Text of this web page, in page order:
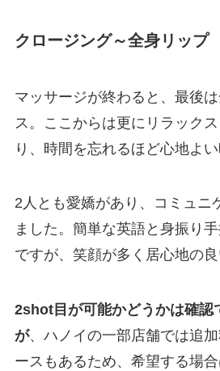
クロージング～全身リップ
マッサージが終わると、最後
ス。ここからは更にリラック
り、時間を忘れるほど心地よい
2人とも愛嬌があり、コミュニ
ました。簡単な英語と身振り
ですが、笑顔が多く居心地の良
2shot目が可能かどうかは確認
が、ハノイの一部店舗では追
ースもあるため、希望する場